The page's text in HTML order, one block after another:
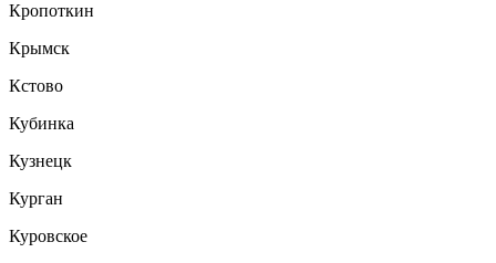
Кропоткин
Крымск
Кстово
Кубинка
Кузнецк
Курган
Куровское